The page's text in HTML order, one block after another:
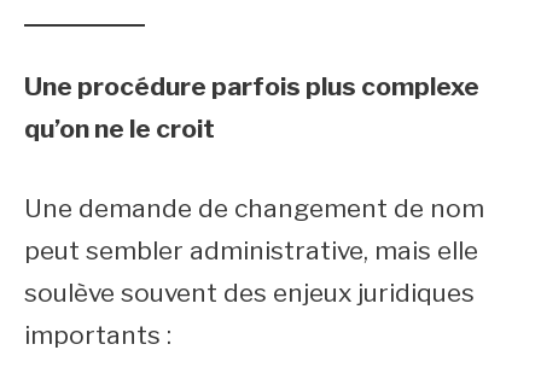
Une procédure parfois plus complexe
qu’on ne le croit
Une demande de changement de nom
peut sembler administrative, mais elle
soulève souvent des enjeux juridiques
importants :